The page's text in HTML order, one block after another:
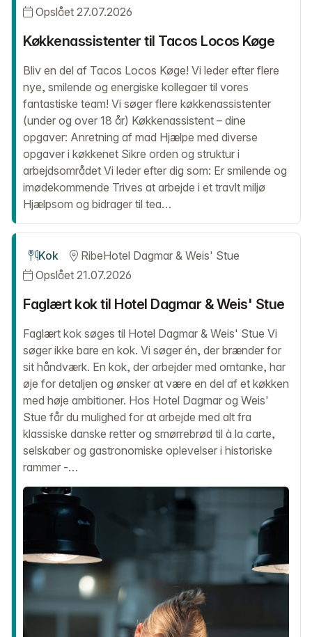
Opslået 27.07.2026
Køkkenassistenter til Tacos Locos Køge
Bliv en del af Tacos Locos Køge! Vi leder efter flere
nye, smilende og energiske kollegaer til vores
fantastiske team! Vi søger flere køkkenassistenter
(under og over 18 år) Køkkenassistent – dine
opgaver: Anretning af mad Hjælpe med diverse
opgaver i køkkenet Sikre orden og struktur i
arbejdsområdet Vi leder efter dig som: Er smilende og
imødekommende Trives at arbejde i et travlt miljø
Hjælpsom og bidrager til tea…
Kok RibeHotel Dagmar & Weis' Stue
Opslået 21.07.2026
Faglært kok til Hotel Dagmar & Weis' Stue
Faglært kok søges til Hotel Dagmar & Weis' Stue Vi
søger ikke bare en kok. Vi søger én, der brænder for
sit håndværk. En kok, der arbejder med omtanke, har
øje for detaljen og ønsker at være en del af et køkken
med høje ambitioner. Hos Hotel Dagmar og Weis'
Stue får du mulighed for at arbejde med alt fra
klassiske danske retter og smørrebrød til à la carte,
selskaber og gastronomiske oplevelser i historiske
rammer -…